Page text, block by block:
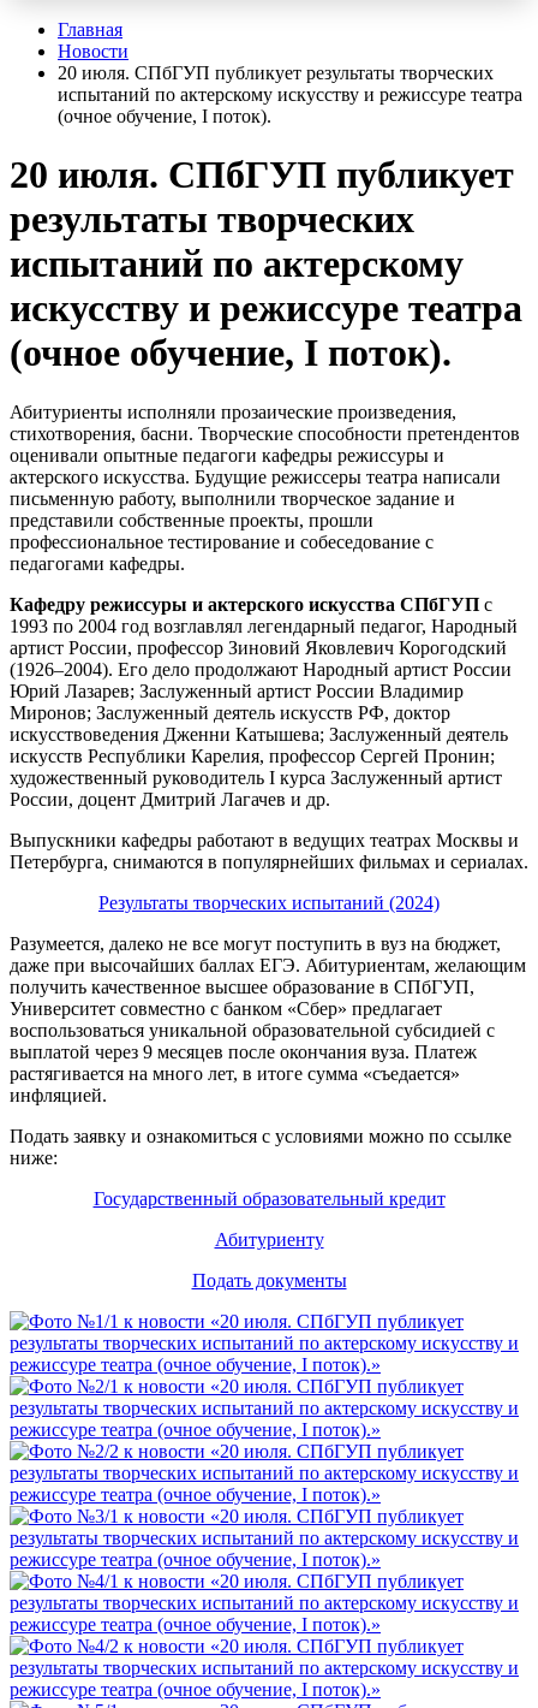
Главная
Новости
20 июля. СПбГУП публикует результаты творческих
испытаний по актерскому искусству и режиссуре театра
(очное обучение, I поток).
20 июля. СПбГУП публикует
результаты творческих
испытаний по актерскому
искусству и режиссуре театра
(очное обучение, I поток).
Абитуриенты исполняли прозаические произведения,
стихотворения, басни. Творческие способности претендентов
оценивали опытные педагоги кафедры режиссуры и
актерского искусства. Будущие режиссеры театра написали
письменную работу, выполнили творческое задание и
представили собственные проекты, прошли
профессиональное тестирование и собеседование с
педагогами кафедры.
Кафедру режиссуры и актерского искусства СПбГУП с
1993 по 2004 год возглавлял легендарный педагог, Народный
артист России, профессор Зиновий Яковлевич Корогодский
(1926–2004). Его дело продолжают Народный артист России
Юрий Лазарев; Заслуженный артист России Владимир
Миронов; Заслуженный деятель искусств РФ, доктор
искусствоведения Дженни Катышева; Заслуженный деятель
искусств Республики Карелия, профессор Сергей Пронин;
художественный руководитель I курса Заслуженный артист
России, доцент Дмитрий Лагачев и др.
Выпускники кафедры работают в ведущих театрах Москвы и
Петербурга, снимаются в популярнейших фильмах и сериалах.
Результаты творческих испытаний (2024)
Разумеется, далеко не все могут поступить в вуз на бюджет,
даже при высочайших баллах ЕГЭ. Абитуриентам, желающим
получить качественное высшее образование в СПбГУП,
Университет совместно с банком «Сбер» предлагает
воспользоваться уникальной образовательной субсидией с
выплатой через 9 месяцев после окончания вуза. Платеж
растягивается на много лет, в итоге сумма «съедается»
инфляцией.
Подать заявку и ознакомиться с условиями можно по ссылке
ниже:
Государственный образовательный кредит
Абитуриенту
Подать документы